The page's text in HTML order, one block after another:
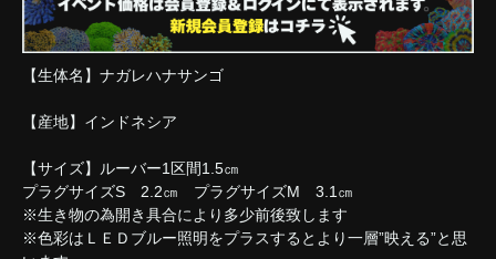
【生体名】ナガレハナサンゴ
【産地】インドネシア
【サイズ】ルーバー1区間1.5㎝
プラグサイズS 2.2㎝ プラグサイズM 3.1㎝
※生き物の為開き具合により多少前後致します
※色彩はＬＥＤブルー照明をプラスするとより一層”映える”と思